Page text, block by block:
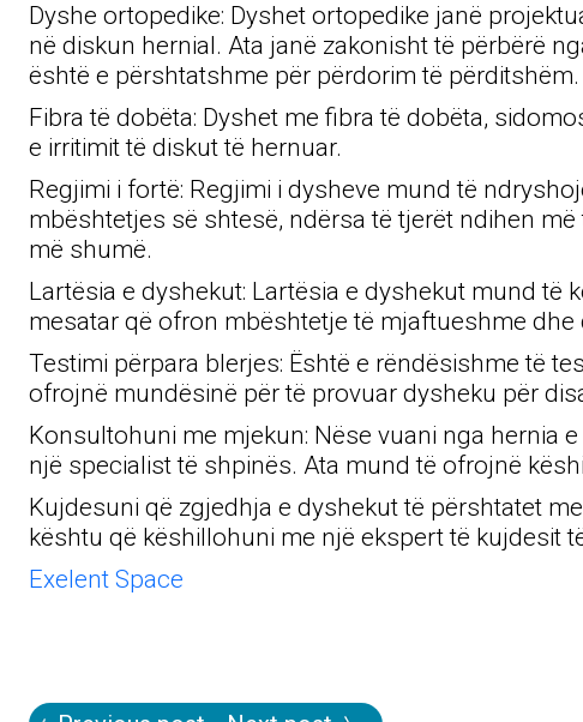
Dyshe ortopedike: Dyshet ortopedike janë
në diskun hernial. Ata janë zakonisht të përbërë
është e përshtatshme për përdorim të përditshëm.
Fibra të dobëta: Dyshet me fibra të dobëta,
e irritimit të diskut të hernuar.
Regjimi i fortë: Regjimi i dysheve mund të
mbështetjes së shtesë, ndërsa të tjerët ndihen
më shumë.
Lartësia e dyshekut: Lartësia e dyshekut mund të
mesatar që ofron mbështetje të mjaftueshme
Testimi përpara blerjes: Është e rëndësishme të
ofrojnë mundësinë për të provuar dysheku për
Konsultohuni me mjekun: Nëse vuani nga hernia
një specialist të shpinës. Ata mund të ofrojnë
Kujdesuni që zgjedhja e dyshekut të përshtatet
kështu që këshillohuni me një ekspert të kujdesit
Exelent Space